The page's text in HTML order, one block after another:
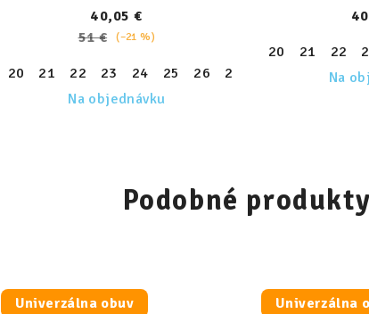
28 29 30 31 32 33 34 35
40,05 €
51 €
(–21 %)
20 21 22 23 24 25 26 27 30 31
Na objednávku
20
21 22
Na
Podobné produkty
Univerzálna obuv Univerzálna